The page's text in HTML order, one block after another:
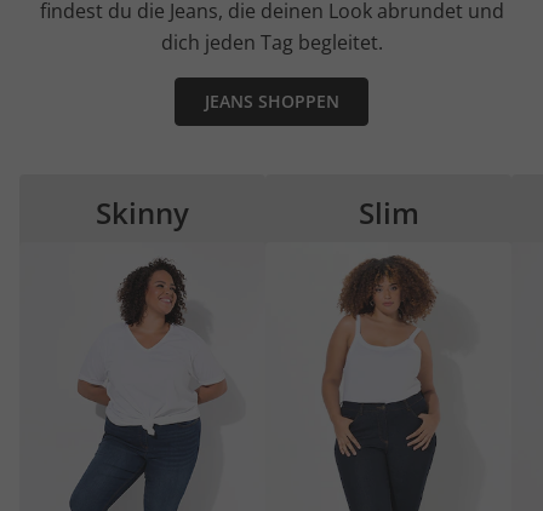
findest du die Jeans, die deinen Look abrundet und
dich jeden Tag begleitet.
JEANS SHOPPEN
Skinny Slim